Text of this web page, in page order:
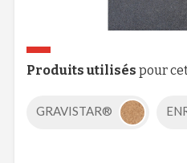
Produits utilisés pour
GRAVISTAR®